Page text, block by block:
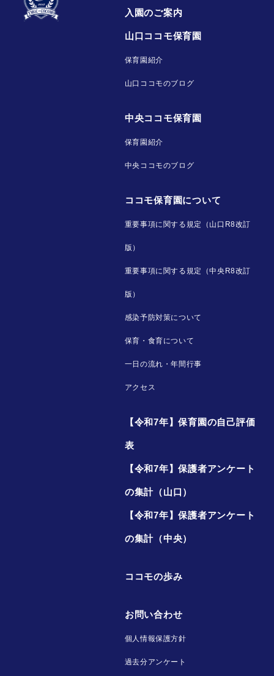
入園のご案内
山口ココモ保育園
保育園紹介
山口ココモのブログ
中央ココモ保育園
保育園紹介
中央ココモのブログ
ココモ保育園について
重要事項に関する規定（山口R8改訂
版）
重要事項に関する規定（中央R8改訂
版）
感染予防対策について
保育・食育について
一日の流れ・年間行事
アクセス
【令和7年】保育園の自己評価
表
【令和7年】保護者アンケート
の集計（山口）
【令和7年】保護者アンケート
の集計（中央）
ココモの歩み
お問い合わせ
個人情報保護方針
過去分アンケート